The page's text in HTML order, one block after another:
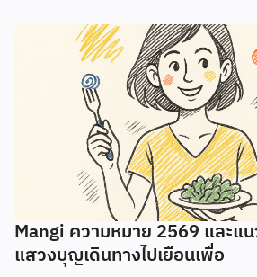
Mangi ความหมาย 2569 และแ
แสวงบุญเดินทางไปเยือนเพื่อ